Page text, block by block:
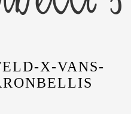
X-VANS-